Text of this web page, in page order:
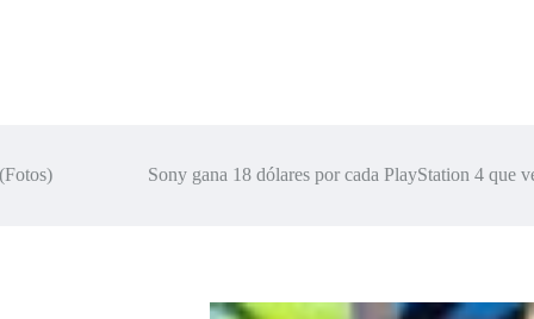
Sony gana 18 dólares por cada PlayStation 4 que